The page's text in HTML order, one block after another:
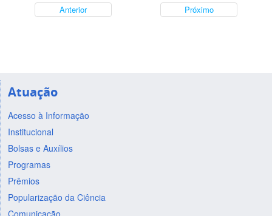
Anterior Próximo
Atuação
Acesso à Informação
Institucional
Bolsas e Auxílios
Programas
Prêmios
Popularização da Ciência
Comunicação